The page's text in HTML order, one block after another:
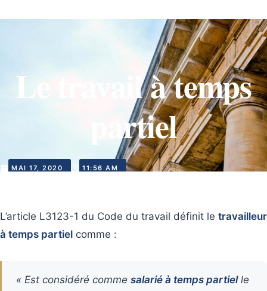
Le travail à temps
partiel
MAI 17, 2020 11:56 AM
L’article L3123-1 du Code du travail définit le travailleur
à temps partiel comme :
« Est considéré comme salarié à temps partielle